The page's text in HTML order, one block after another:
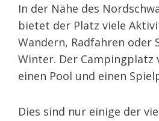
In der Nähe des
bietet der Platz viele
Wandern, Radfahren oder
Winter. Der
einen Pool und einen
Dies sind nur einige der